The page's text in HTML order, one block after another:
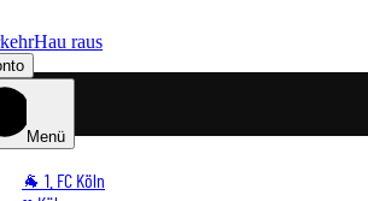
Hau raus
Menü
🐐 1. FC Köln